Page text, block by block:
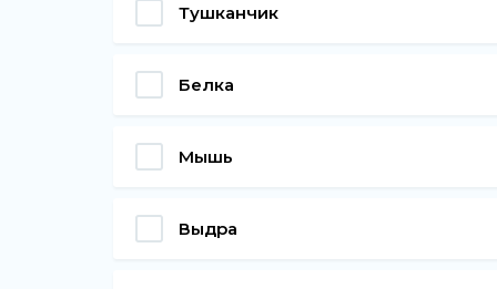
Тушканчик
Белка
Мышь
Выдра